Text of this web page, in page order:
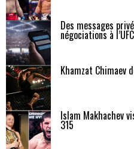
Des messages
négociations à l’UFC
Khamzat Chimaev
Islam Makhachev
315